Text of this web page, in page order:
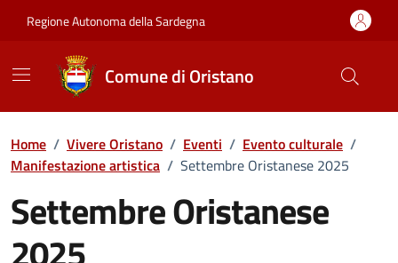
Regione Autonoma della Sardegna
Comune di Oristano
Home / Vivere Oristano / Eventi / Evento culturale /
Manifestazione artistica / Settembre Oristanese 2025
Settembre Oristanese